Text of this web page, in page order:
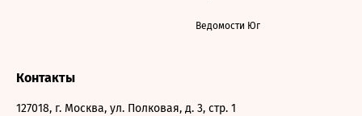
Ведомости Юг
Контакты
127018, г. Москва, ул. Полковая, д. 3, стр. 1